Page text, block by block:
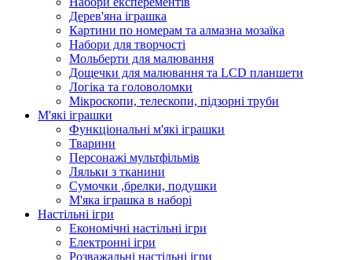
Дерев'яна іграшка
Картини по номерам та алмазна мозаїка
Набори для творчості
Мольберти для малювання
Дощечки для малювання та LCD планшети
Логіка та головоломки
Мікроскопи, телескопи, підзорні труби
М'які іграшки
Функціональні м'які іграшки
Тварини
Персонажі мультфільмів
Ляльки з тканини
Сумочки ,брелки, подушки
М'яка іграшка в наборі
Настільні ігри
Економічні настільні ігри
Електронні ігри
Розважальні настільні ігри